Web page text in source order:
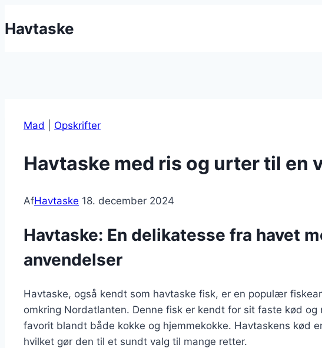
til
Havtaske
Mad Opskrifter
Havtaske med ris og urter til en
AfHavtaske 18. december 2024
Havtaske: En delikatesse fra havet
anvendelser
Havtaske, også kendt som havtaske fisk, er en populær
omkring Nordatlanten. Denne fisk er kendt for sit faste kød
favorit blandt både kokke og hjemmekokke. Havtaskens kød
hvilket gør den til et sundt valg til mange retter.